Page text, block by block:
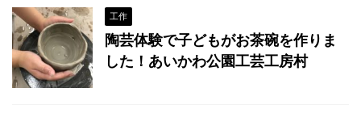
工作
陶芸体験で子どもがお茶碗を作りま
した！あいかわ公園工芸工房村